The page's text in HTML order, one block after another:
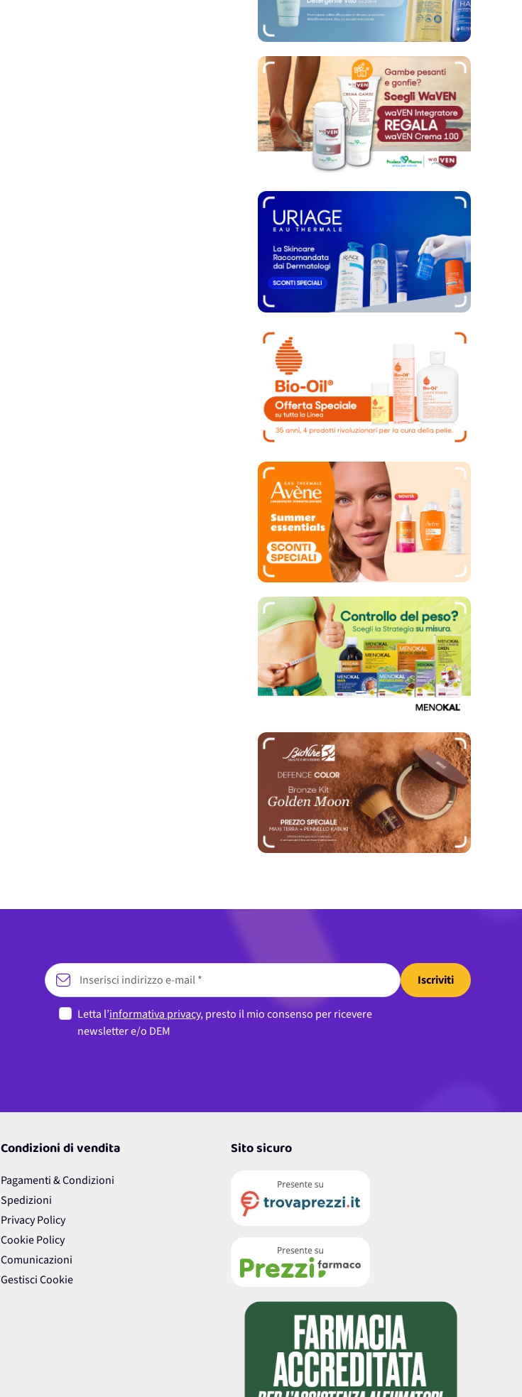
Iscriviti
Letta l’informativa privacy, presto il mio consenso per ricevere
newsletter e/o DEM
Condizioni di vendita
Pagamenti & Condizioni
Spedizioni
Privacy Policy
Cookie Policy
Comunicazioni
Gestisci Cookie
Sito sicuro